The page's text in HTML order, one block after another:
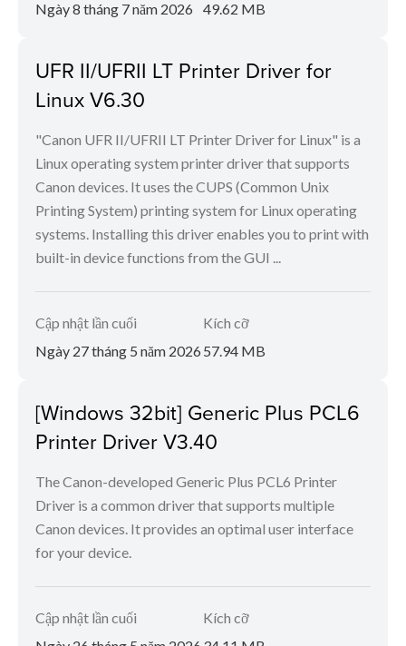
Ngày 8 tháng 7 năm 2026
49.62 MB
UFR II/UFRII LT Printer Driver for
Linux V6.30
"Canon UFR II/UFRII LT Printer Driver for Linux" is a
Linux operating system printer driver that supports
Canon devices. It uses the CUPS (Common Unix
Printing System) printing system for Linux operating
systems. Installing this driver enables you to print with
built-in device functions from the GUI ...
Cập nhật lần cuối
Ngày 27 tháng 5 năm 2026
Kích cỡ
57.94 MB
[Windows 32bit] Generic Plus PCL6
Printer Driver V3.40
The Canon-developed Generic Plus PCL6 Printer
Driver is a common driver that supports multiple
Canon devices. It provides an optimal user interface
for your device.
Cập nhật lần cuối
Kích cỡ